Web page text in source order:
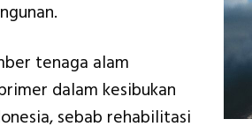
tenaga alam
dalam kesibukan
sebab rehabilitasi